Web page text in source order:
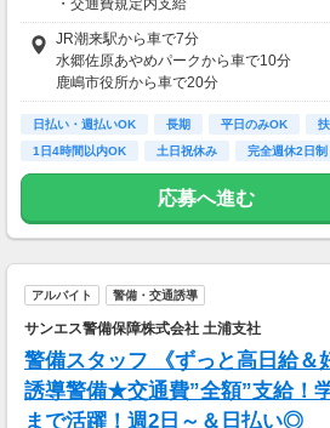
・交通費規定内支給
・試用期間なし
【月収例（週3勤務の場合）】
(時給)1500円×(1日)4時間×(1ヶ月)16日＝
＋残業代＋交通費
JR潮来駅から車で7分
水郷佐原あやめパークから車で10分
鹿嶋市役所から車で20分
稲敷パルナから車で15分
日払い・週払いOK 長期 平日のみOK
1日4時間以内OK
土日祝休み 完全週休2日制
応募へ進む
アルバイト 警備・交通誘導
サンエス警備保障株式会社 土浦支社
警備スタッフ 《ずっと高日給＆
誘導警備★交通費”全額”支給！
まで活躍！週2日～＆日払い◎